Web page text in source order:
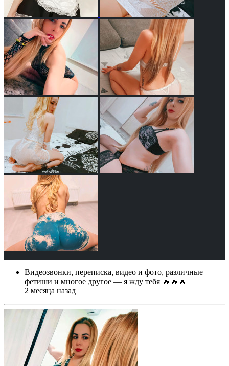
Видеозвонки, переписка, видео и фото, различные
фетиши и многое другое — я жду тебя 🔥🔥🔥
2 месяца назад